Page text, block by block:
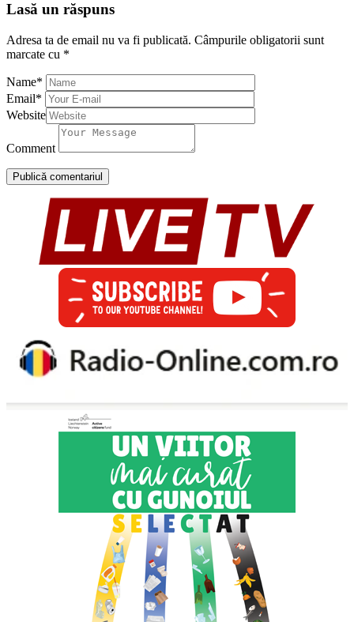
Lasă un răspuns
Adresa ta de email nu va fi publicată. Câmpurile obligatorii sunt
marcate cu *
Name*
Email*
Website
Comment